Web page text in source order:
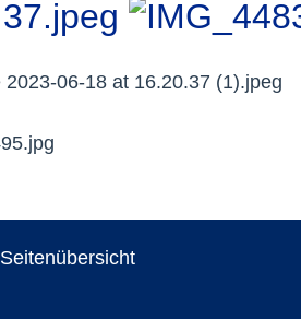
Seitenübersicht